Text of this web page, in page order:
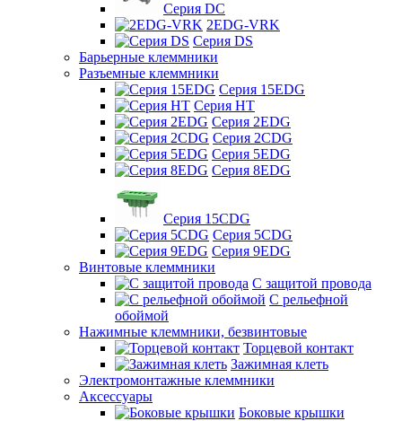
Серия DC
2EDG-VRK
Серия DS
Барьерные клеммники
Разъемные клеммники
Серия 15EDG
Серия HT
Серия 2EDG
Серия 2CDG
Серия 5EDG
Серия 8EDG
Серия 15CDG
Серия 5CDG
Серия 9EDG
Винтовые клеммники
С защитой провода
C рельефной
обоймой
Нажимные клеммники, безвинтовые
Торцевой контакт
Зажимная клеть
Электромонтажные клеммники
Аксессуары
Боковые крышки